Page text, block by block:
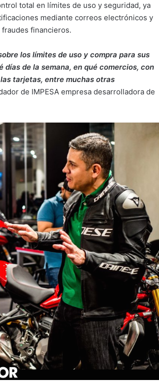
total en límites de uso y seguridad, ya
mediante correos electrónicos y
financieros.
los límites de uso y compra para sus
de la semana, en qué comercios, con
tarjetas, entre muchas otras
de IMPESA empresa desarrolladora de